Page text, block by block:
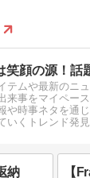
テムや最新のニ
来事をマイペー
や時事ネタを通
いくトレンド発見
納